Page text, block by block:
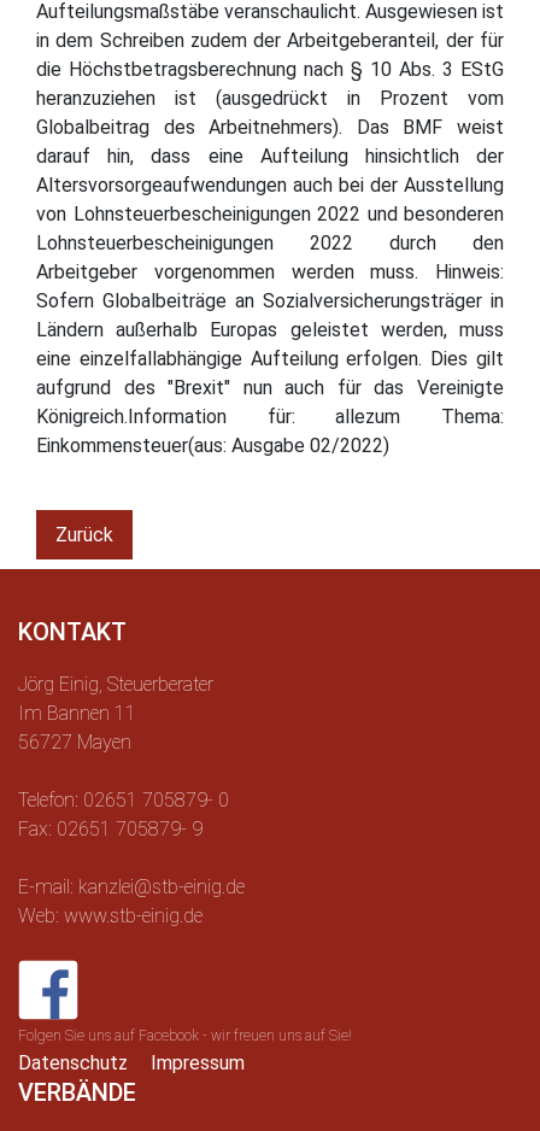
Aufteilungsmaßstäbe veranschaulicht. Ausgewiesen ist
in dem Schreiben zudem der Arbeitgeberanteil, der für
die Höchstbetragsberechnung nach § 10 Abs. 3 EStG
heranzuziehen ist (ausgedrückt in Prozent vom
Globalbeitrag des Arbeitnehmers). Das BMF weist
darauf hin, dass eine Aufteilung hinsichtlich der
Altersvorsorgeaufwendungen auch bei der Ausstellung
von Lohnsteuerbescheinigungen 2022 und besonderen
Lohnsteuerbescheinigungen 2022 durch den
Arbeitgeber vorgenommen werden muss. Hinweis:
Sofern Globalbeiträge an Sozialversicherungsträger in
Ländern außerhalb Europas geleistet werden, muss
eine einzelfallabhängige Aufteilung erfolgen. Dies gilt
aufgrund des "Brexit" nun auch für das Vereinigte
Königreich.Information für: allezum Thema:
Einkommensteuer(aus: Ausgabe 02/2022)
Zurück
KONTAKT
Jörg Einig, Steuerberater
Im Bannen 11
56727 Mayen
Telefon: 02651 705879- 0
Fax: 02651 705879- 9
E-mail: kanzlei@stb-einig.de
Web: www.stb-einig.de
Folgen Sie uns auf Facebook - wir freuen uns auf Sie!
Datenschutz Impressum
VERBÄNDE